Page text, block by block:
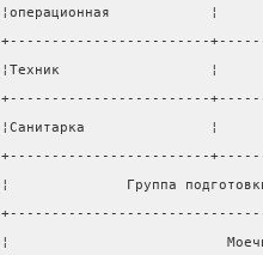
¦операционная
+------------------------
¦Техник                  ¦
+------------------------
¦Санитарка               ¦
+------------------------
¦              Группа
¦